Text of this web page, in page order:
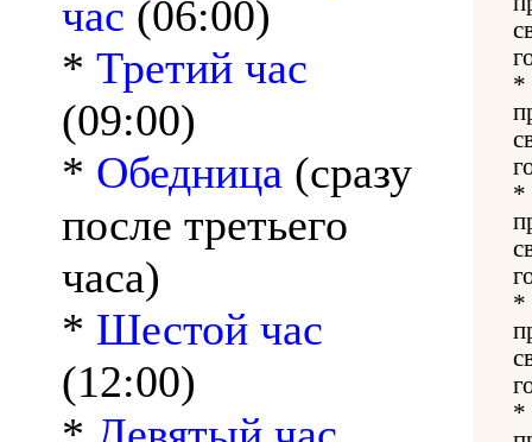
час (06:00)
* Третий час
(09:00)
* Обедница (сразу
после третьего
часа)
* Шестой час
(12:00)
*
*
*
*